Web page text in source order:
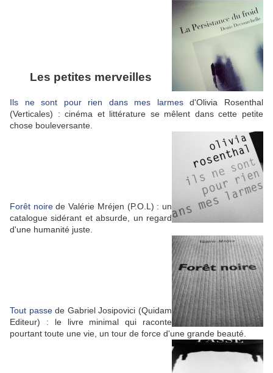
Les petites merveilles
Ils ne sont pour rien dans mes larmesd'Olivia Rosenthal
(Verticales) : cinéma et littérature se mêlent dans cette petite
chose bouleversante.
Forêt noirede Valérie Mréjen (P.O.L) : un
catalogue sidérant et absurde, un regard
d'une humanité juste.
Tout passede Gabriel Josipovici (Quidam
Editeur) : le livre minimal qui raconte
pourtant toute une vie, un tour de force d'une grande beauté.